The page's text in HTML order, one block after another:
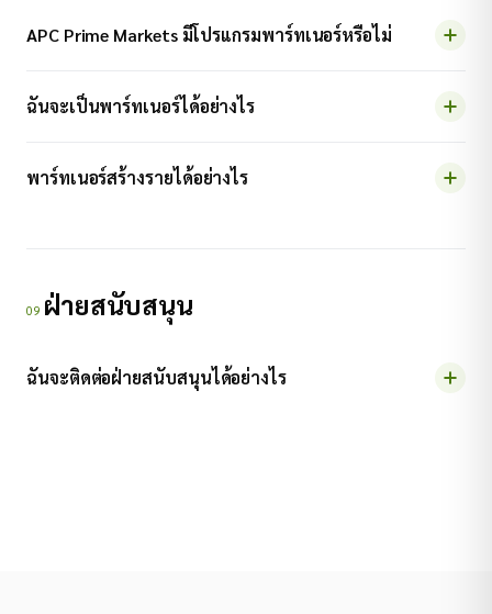
APC Prime Markets มีโปรแกรมพาร์ทเนอร์หรือไม่
ฉันจะเป็นพาร์ทเนอร์ได้อย่างไร
พาร์ทเนอร์สร้างรายได้อย่างไร
09 ฝ่ายสนับสนุน
ฉันจะติดต่อฝ่ายสนับสนุนได้อย่างไร